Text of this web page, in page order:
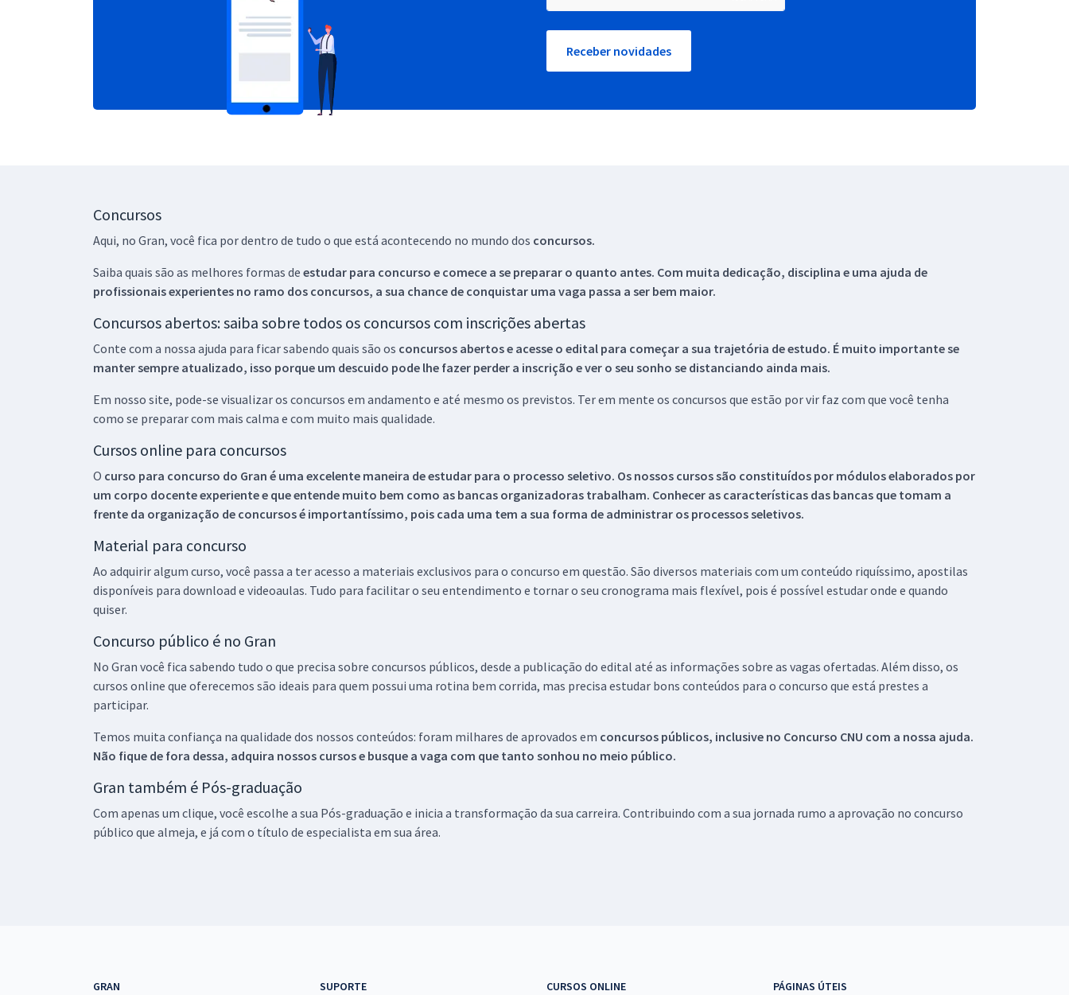
Receber novidades
Concursos
Aqui, no Gran, você fica por dentro de tudo o que está acontecendo no mundo dos concursos.
Saiba quais são as melhores formas de estudar para concurso e comece a se preparar o quanto antes. Com muita dedicação, disciplina e uma ajuda de
profissionais experientes no ramo dos concursos, a sua chance de conquistar uma vaga passa a ser bem maior.
Concursos abertos: saiba sobre todos os concursos com inscrições abertas
Conte com a nossa ajuda para ficar sabendo quais são os concursos abertos e acesse o edital para começar a sua trajetória de estudo. É muito importante se
manter sempre atualizado, isso porque um descuido pode lhe fazer perder a inscrição e ver o seu sonho se distanciando ainda mais.
Em nosso site, pode-se visualizar os concursos em andamento e até mesmo os previstos. Ter em mente os concursos que estão por vir faz com que você tenha
como se preparar com mais calma e com muito mais qualidade.
Cursos online para concursos
O curso para concurso do Gran é uma excelente maneira de estudar para o processo seletivo. Os nossos cursos são constituídos por módulos elaborados por
um corpo docente experiente e que entende muito bem como as bancas organizadoras trabalham. Conhecer as características das bancas que tomam a
frente da organização de concursos é importantíssimo, pois cada uma tem a sua forma de administrar os processos seletivos.
Material para concurso
Ao adquirir algum curso, você passa a ter acesso a materiais exclusivos para o concurso em questão. São diversos materiais com um conteúdo riquíssimo, apostilas
disponíveis para download e videoaulas. Tudo para facilitar o seu entendimento e tornar o seu cronograma mais flexível, pois é possível estudar onde e quando
quiser.
Concurso público é no Gran
No Gran você fica sabendo tudo o que precisa sobre concursos públicos, desde a publicação do edital até as informações sobre as vagas ofertadas. Além disso, os
cursos online que oferecemos são ideais para quem possui uma rotina bem corrida, mas precisa estudar bons conteúdos para o concurso que está prestes a
participar.
Temos muita confiança na qualidade dos nossos conteúdos: foram milhares de aprovados em concursos públicos, inclusive no Concurso CNU com a nossa ajuda.
Não fique de fora dessa, adquira nossos cursos e busque a vaga com que tanto sonhou no meio público.
Gran também é Pós-graduação
Com apenas um clique, você escolhe a sua Pós-graduação e inicia a transformação da sua carreira. Contribuindo com a sua jornada rumo a aprovação no concurso
público que almeja, e já com o título de especialista em sua área.
GRAN SUPORTE CURSOS ONLINE PÁGINAS ÚTEIS